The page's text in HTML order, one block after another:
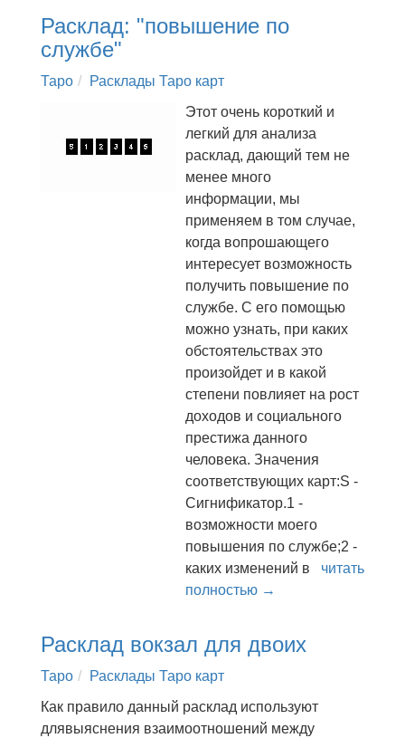
Расклад: "повышение по
службе"
Таро
Расклады Таро карт
Этот очень короткий и
легкий для анализа
расклад, дающий тем не
менее много
информации, мы
применяем в том случае,
когда вопрошающего
интересует возможность
получить повышение по
службе. С его помощью
можно узнать, при каких
обстоятельствах это
произойдет и в какой
степени повлияет на рост
доходов и социального
престижа данного
человека. Значения
соответствующих карт:S -
Сигнификатор.1 -
возможности моего
повышения по службе;2 -
каких изменений в читать
полностью →
Расклад вокзал для двоих
Таро
Расклады Таро карт
Как правило данный расклад используют
длявыяснения взаимоотношений между